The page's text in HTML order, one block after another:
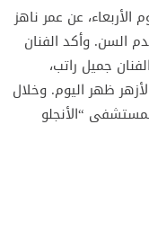
الأربعاء، عن عمر ناهز
السن. وأكد الفنان
جميل راتب،
ظهر اليوم. وخلال
“الأنجلو